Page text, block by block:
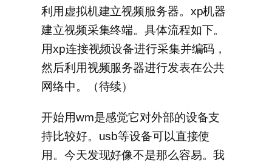
利用虚拟机建立视频服务器。xp机器
建立视频采集终端。具体流程如下。
用xp连接视频设备进行采集并编码，
然后利用视频服务器进行发表在公共
网络中。（待续）
开始用wm是感觉它对外部的设备支
持比较好。usb等设备可以直接使
用。今天发现好像不是那么容易。我